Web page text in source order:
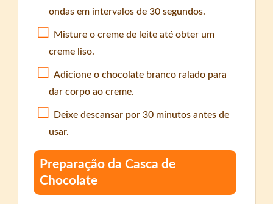
ondas em intervalos de 30 segundos.
Misture o creme de leite até obter um
creme liso.
Adicione o chocolate branco ralado para
dar corpo ao creme.
Deixe descansar por 30 minutos antes de
usar.
Preparação da Casca de
Chocolate